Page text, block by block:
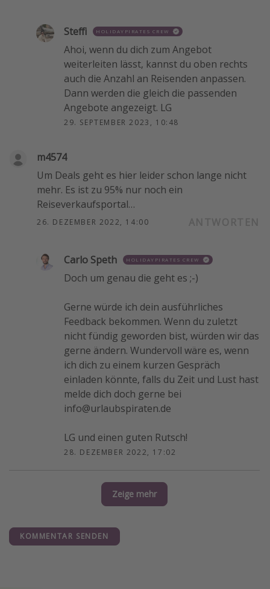
Steffi HOLIDAYPIRATES CREW
Ahoi, wenn du dich zum Angebot
weiterleiten lässt, kannst du oben rechts
auch die Anzahl an Reisenden anpassen.
Dann werden die gleich die passenden
Angebote angezeigt. LG
29. SEPTEMBER 2023, 10:48
m4574
Um Deals geht es hier leider schon lange nicht
mehr. Es ist zu 95% nur noch ein
Reiseverkaufsportal…
26. DEZEMBER 2022, 14:00
Carlo Speth HOLIDAYPIRATES CREW
Doch um genau die geht es ;-)
Gerne würde ich dein ausführliches
Feedback bekommen. Wenn du zuletzt
nicht fündig geworden bist, würden wir das
gerne ändern. Wundervoll wäre es, wenn
ich dich zu einem kurzen Gespräch
einladen könnte, falls du Zeit und Lust hast
melde dich doch gerne bei
info@urlaubspiraten.de
LG und einen guten Rutsch!
28. DEZEMBER 2022, 17:02
Zeige mehr
KOMMENTAR SENDEN